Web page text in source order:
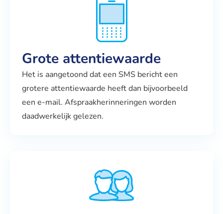
Grote attentiewaarde
Het is aangetoond dat een SMS bericht een
grotere attentiewaarde heeft dan bijvoorbeeld
een e-mail. Afspraakherinneringen worden
daadwerkelijk gelezen.